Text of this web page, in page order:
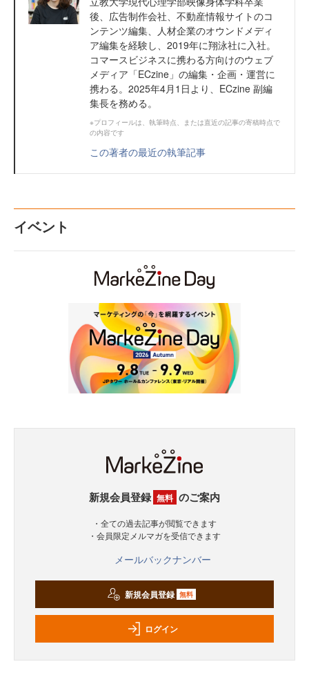
後、広告制作会社、不動産情報サイトのコ
ンテンツ編集、人材企業のオウンドメディ
ア編集を経験し、2019年に翔泳社に入社。
コマースビジネスに携わる方向けのウェブ
メディア「ECzine」の編集・企画・運営に
携わる。2025年4月1日より、ECzine 副編
集長を務める。
※プロフィールは、執筆時点、または直近の記事の寄稿時点で
の内容です
この著者の最近の執筆記事
イベント
新規会員登録 無料 のご案内
・全ての過去記事が閲覧できます
・会員限定メルマガを受信できます
メールバックナンバー
新規会員登録 無料
ログイン